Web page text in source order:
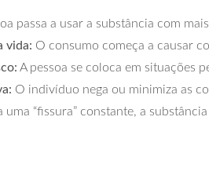
passa a usar a substância com
vida: O consumo começa a causar
A pessoa se coloca em situações
O indivíduo nega ou minimiza as
uma “fissura” constante, a